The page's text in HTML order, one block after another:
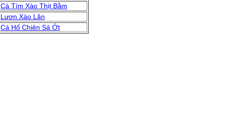
Cà Tím Xào Thịt Bằm
Lươn Xào Lăn
Cá Hố Chiên Sả Ớt